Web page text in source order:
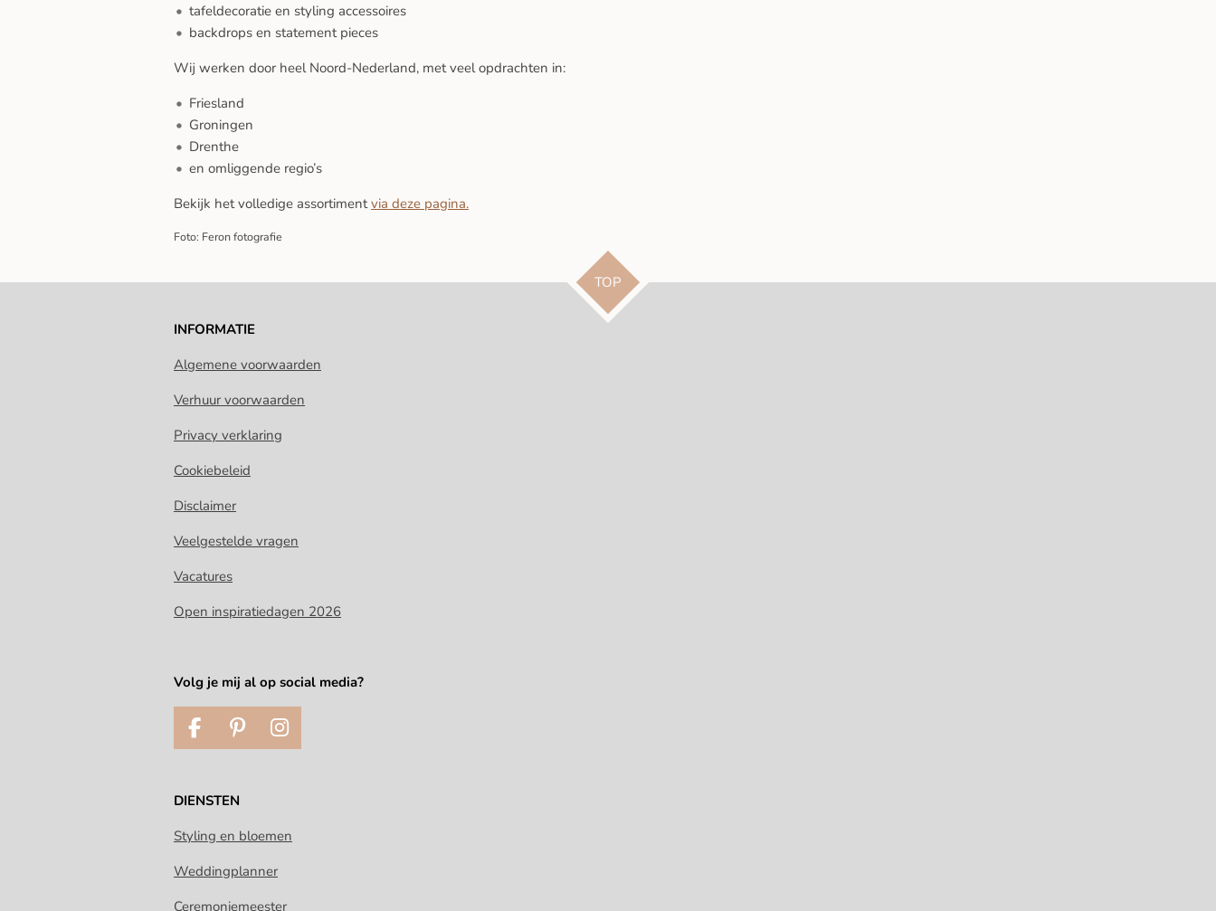
tafeldecoratie en styling accessoires
backdrops en statement pieces
Wij werken door heel Noord-Nederland, met veel opdrachten in:
Friesland
Groningen
Drenthe
en omliggende regio’s
Bekijk het volledige assortimentvia deze pagina.
Foto: Feron fotografie
TOP
INFORMATIE
Algemene voorwaarden
Verhuur voorwaarden
Privacy verklaring
Cookiebeleid
Disclaimer
Veelgestelde vragen
Vacatures
Open inspiratiedagen 2026
Volg je mij al op social media?
F
a
e
o
k
P
i
t
r
s
I
n
g
DIENSTEN
Styling en bloemen
Weddingplanner
Ceremoniemeester